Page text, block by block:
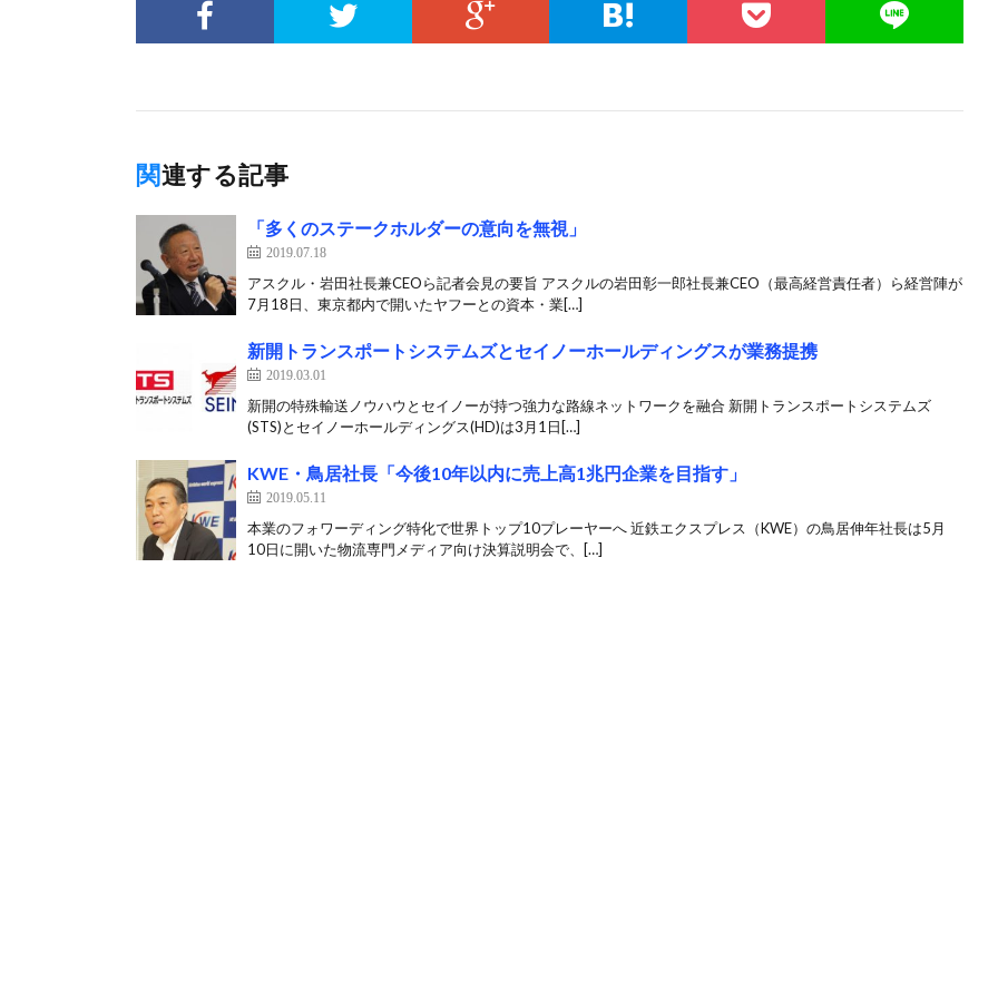
関連する記事
「多くのステークホルダーの意向を無視」
2019.07.18
アスクル・岩田社長兼CEOら記者会見の要旨 アスクルの岩田彰一郎社長兼CEO（最高経営責任者）ら経営陣が
7月18日、東京都内で開いたヤフーとの資本・業[…]
新開トランスポートシステムズとセイノーホールディングスが業務提携
2019.03.01
新開の特殊輸送ノウハウとセイノーが持つ強力な路線ネットワークを融合 新開トランスポートシステムズ
(STS)とセイノーホールディングス(HD)は3月1日[…]
KWE・鳥居社長「今後10年以内に売上高1兆円企業を目指す」
2019.05.11
本業のフォワーディング特化で世界トップ10プレーヤーへ 近鉄エクスプレス（KWE）の鳥居伸年社長は5月
10日に開いた物流専門メディア向け決算説明会で、[…]